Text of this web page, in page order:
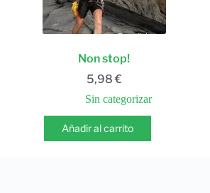
Non stop!
5,98 €
Sin categorizar
Añadir al carrito